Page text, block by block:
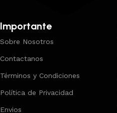
Importante
Sobre Nosotros
Contactanos
Términos y Condiciones
Política de Privacidad
Envios